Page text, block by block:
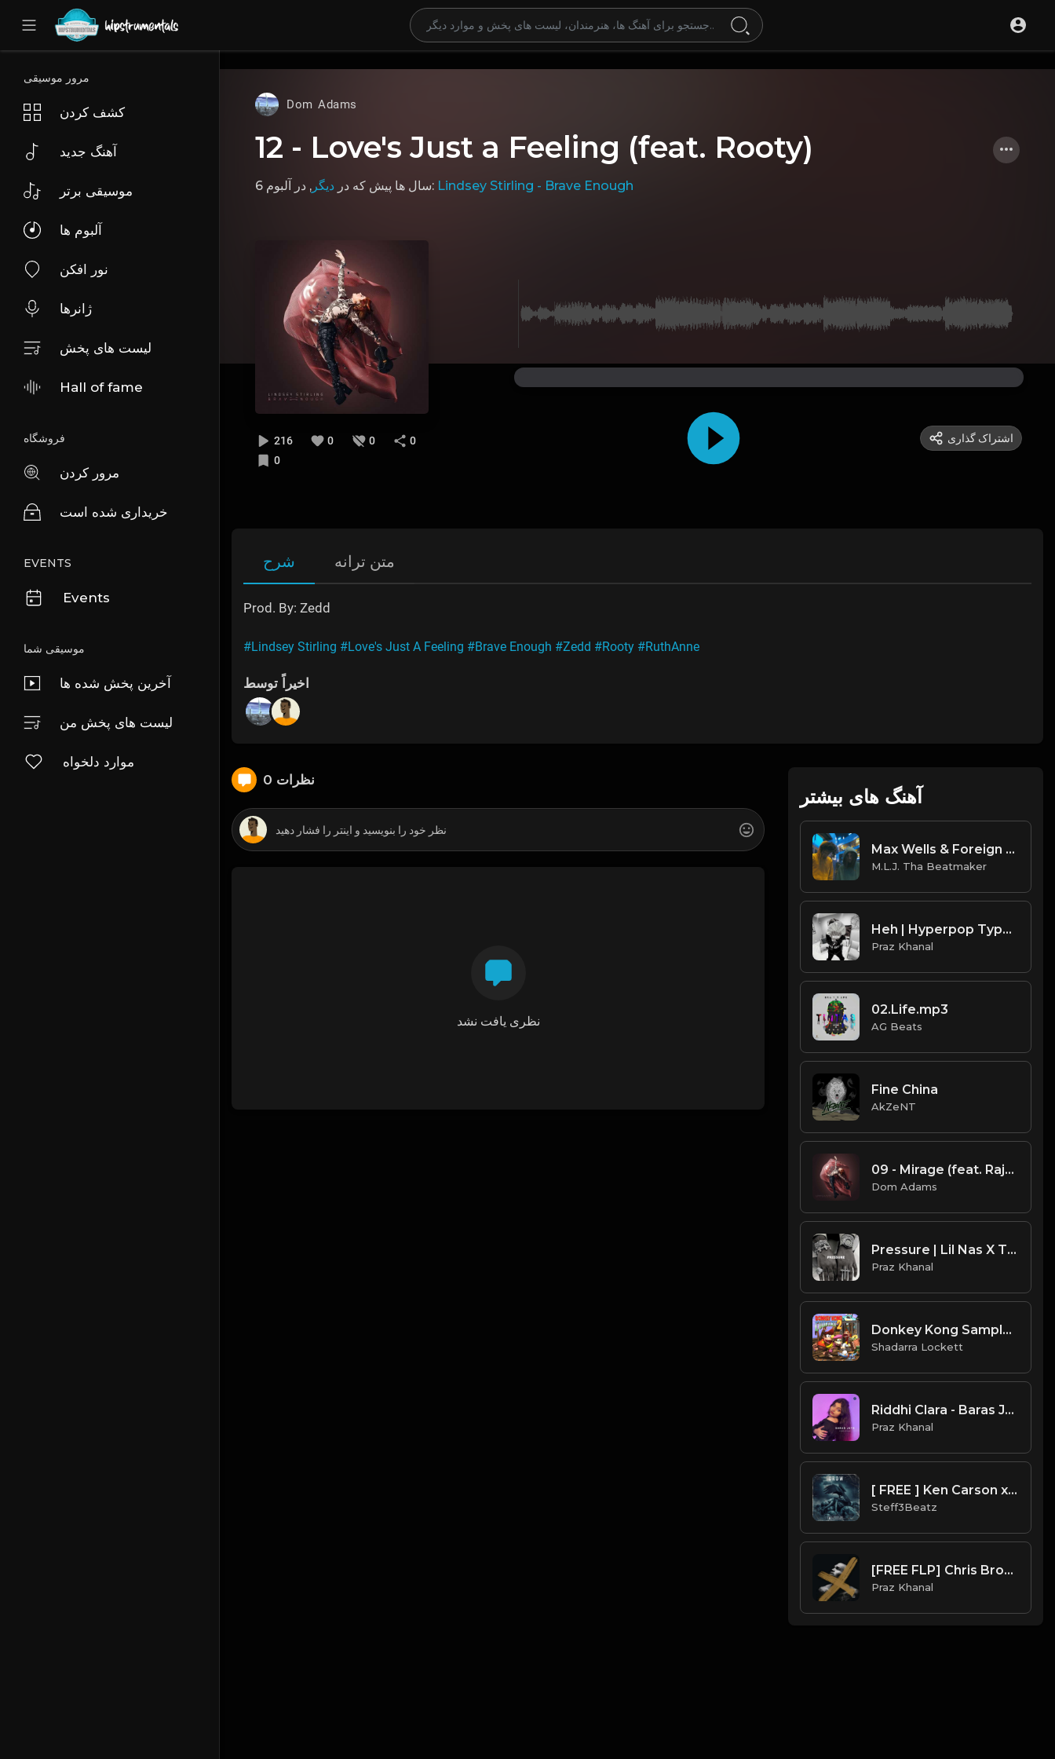
UA-36237165-1
مرور موسیقی
کشف کردن
آهنگ جدید
موسیقی برتر
آلبوم ها
نور افکن
ژانرها
لیست های پخش
Hall of fame
فروشگاه
مرور کردن
خریداری شده است
EVENTS
Events
موسیقی شما
آخرین پخش شده ها
لیست های پخش من
موارد دلخواه
Dom Adams
12 - Love's Just a Feeling (feat. Rooty)
6 سال ها پیش که در دیگر , در آلبوم: Lindsey Stirling - Brave Enough
216 0 0
0
0
اشتراک گذاری
شرح متن ترانه
Prod. By: Zedd
#Lindsey Stirling #Love's Just A Feeling #Brave Enough #Zedd #Rooty #RuthAnne
اخیراً توسط
0 نظرات
نظری یافت نشد
آهنگ های بیشتر
Max Wells & Foreign Forest - LOVESiCK (Official Instrumental) [Prod. By M.L.J. Tha Beatmaker]
M.L.J. Tha Beatmaker
Heh | Hyperpop Type Beat [Copyright Free Music]
Praz Khanal
02.Life.mp3
AG Beats
Fine China
AkZeNT
09 - Mirage (feat. Raja Kumari)
Dom Adams
Pressure | Lil Nas X Type Beat [Copyright Free Music]
Praz Khanal
Donkey Kong Sample (Prod. By Shadarra Lockett)
Shadarra Lockett
Riddhi Clara - Baras Jaye | Prod. by Praz Khanal
Praz Khanal
[ FREE ] Ken Carson x Playboi Carti . Dark Type Beat ' Crow ' Prod by @Steff3Beatz & Produzz
Steff3Beatz
[FREE FLP] Chris Brown - Loyal (PrazKhanal Remix)
Praz Khanal